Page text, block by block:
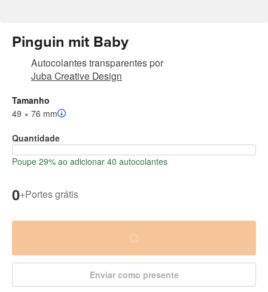
Pinguin mit Baby
Autocolantes transparentespor
Juba Creative Design
Tamanho
49 × 76 mm
Quantidade
Poupe 29% ao adicionar 40 autocolantes
0+Portes grátis
Enviar como presente